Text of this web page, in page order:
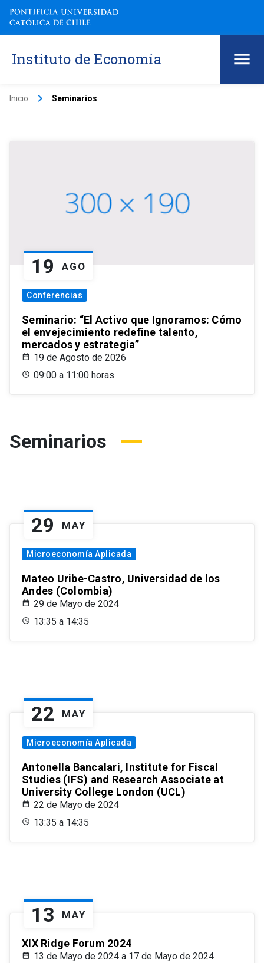
Instituto de Economía
Inicio keyboard_arrow_right Seminarios
19 AGO
Conferencias
Seminario: “El Activo que Ignoramos: Cómo
el envejecimiento redefine talento,
mercados y estrategia”
19 de Agosto de 2026
09:00 a 11:00 horas
Seminarios
29 MAY
Microeconomía Aplicada
Mateo Uribe-Castro, Universidad de los
Andes (Colombia)
29 de Mayo de 2024
13:35 a 14:35
22 MAY
Microeconomía Aplicada
Antonella Bancalari, Institute for Fiscal
Studies (IFS) and Research Associate at
University College London (UCL)
22 de Mayo de 2024
13:35 a 14:35
13 MAY
XIX Ridge Forum 2024
13 de Mayo de 2024 a 17 de Mayo de 2024